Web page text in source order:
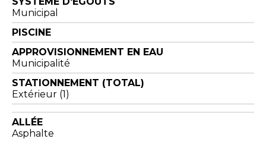
Municipal
PISCINE
APPROVISIONNEMENT EN EAU
Municipalité
STATIONNEMENT (TOTAL)
Extérieur (1)
ALLÉE
Asphalte